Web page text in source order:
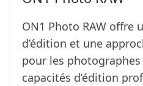
ON1 Photo RAW offre
d’édition et une
pour les
capacités d’édition